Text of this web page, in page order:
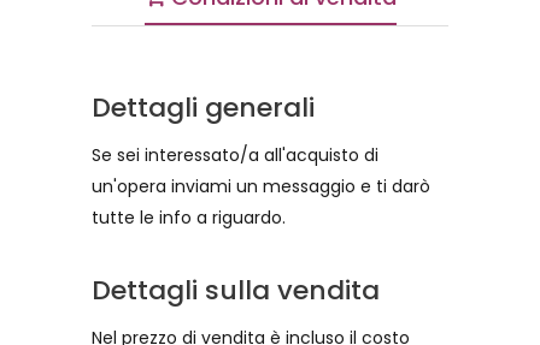
Dettagli generali
Se sei interessato/a all'acquisto di
un'opera inviami un messaggio e ti darò
tutte le info a riguardo.
Dettagli sulla vendita
Nel prezzo di vendita è incluso il costo